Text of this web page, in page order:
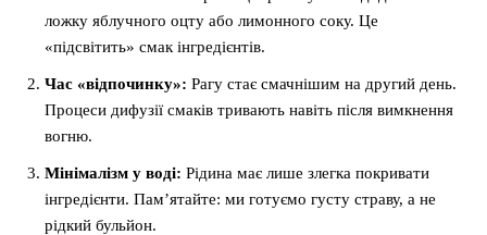
ложку яблучного оцту або лимонного соку. Це
«підсвітить» смак інгредієнтів.
Час «відпочинку»: Рагу стає смачнішим на другий день.
Процеси дифузії смаків тривають навіть після вимкнення
вогню.
Мінімалізм у воді: Рідина має лише злегка покривати
інгредієнти. Пам’ятайте: ми готуємо густу страву, а не
рідкий бульйон.